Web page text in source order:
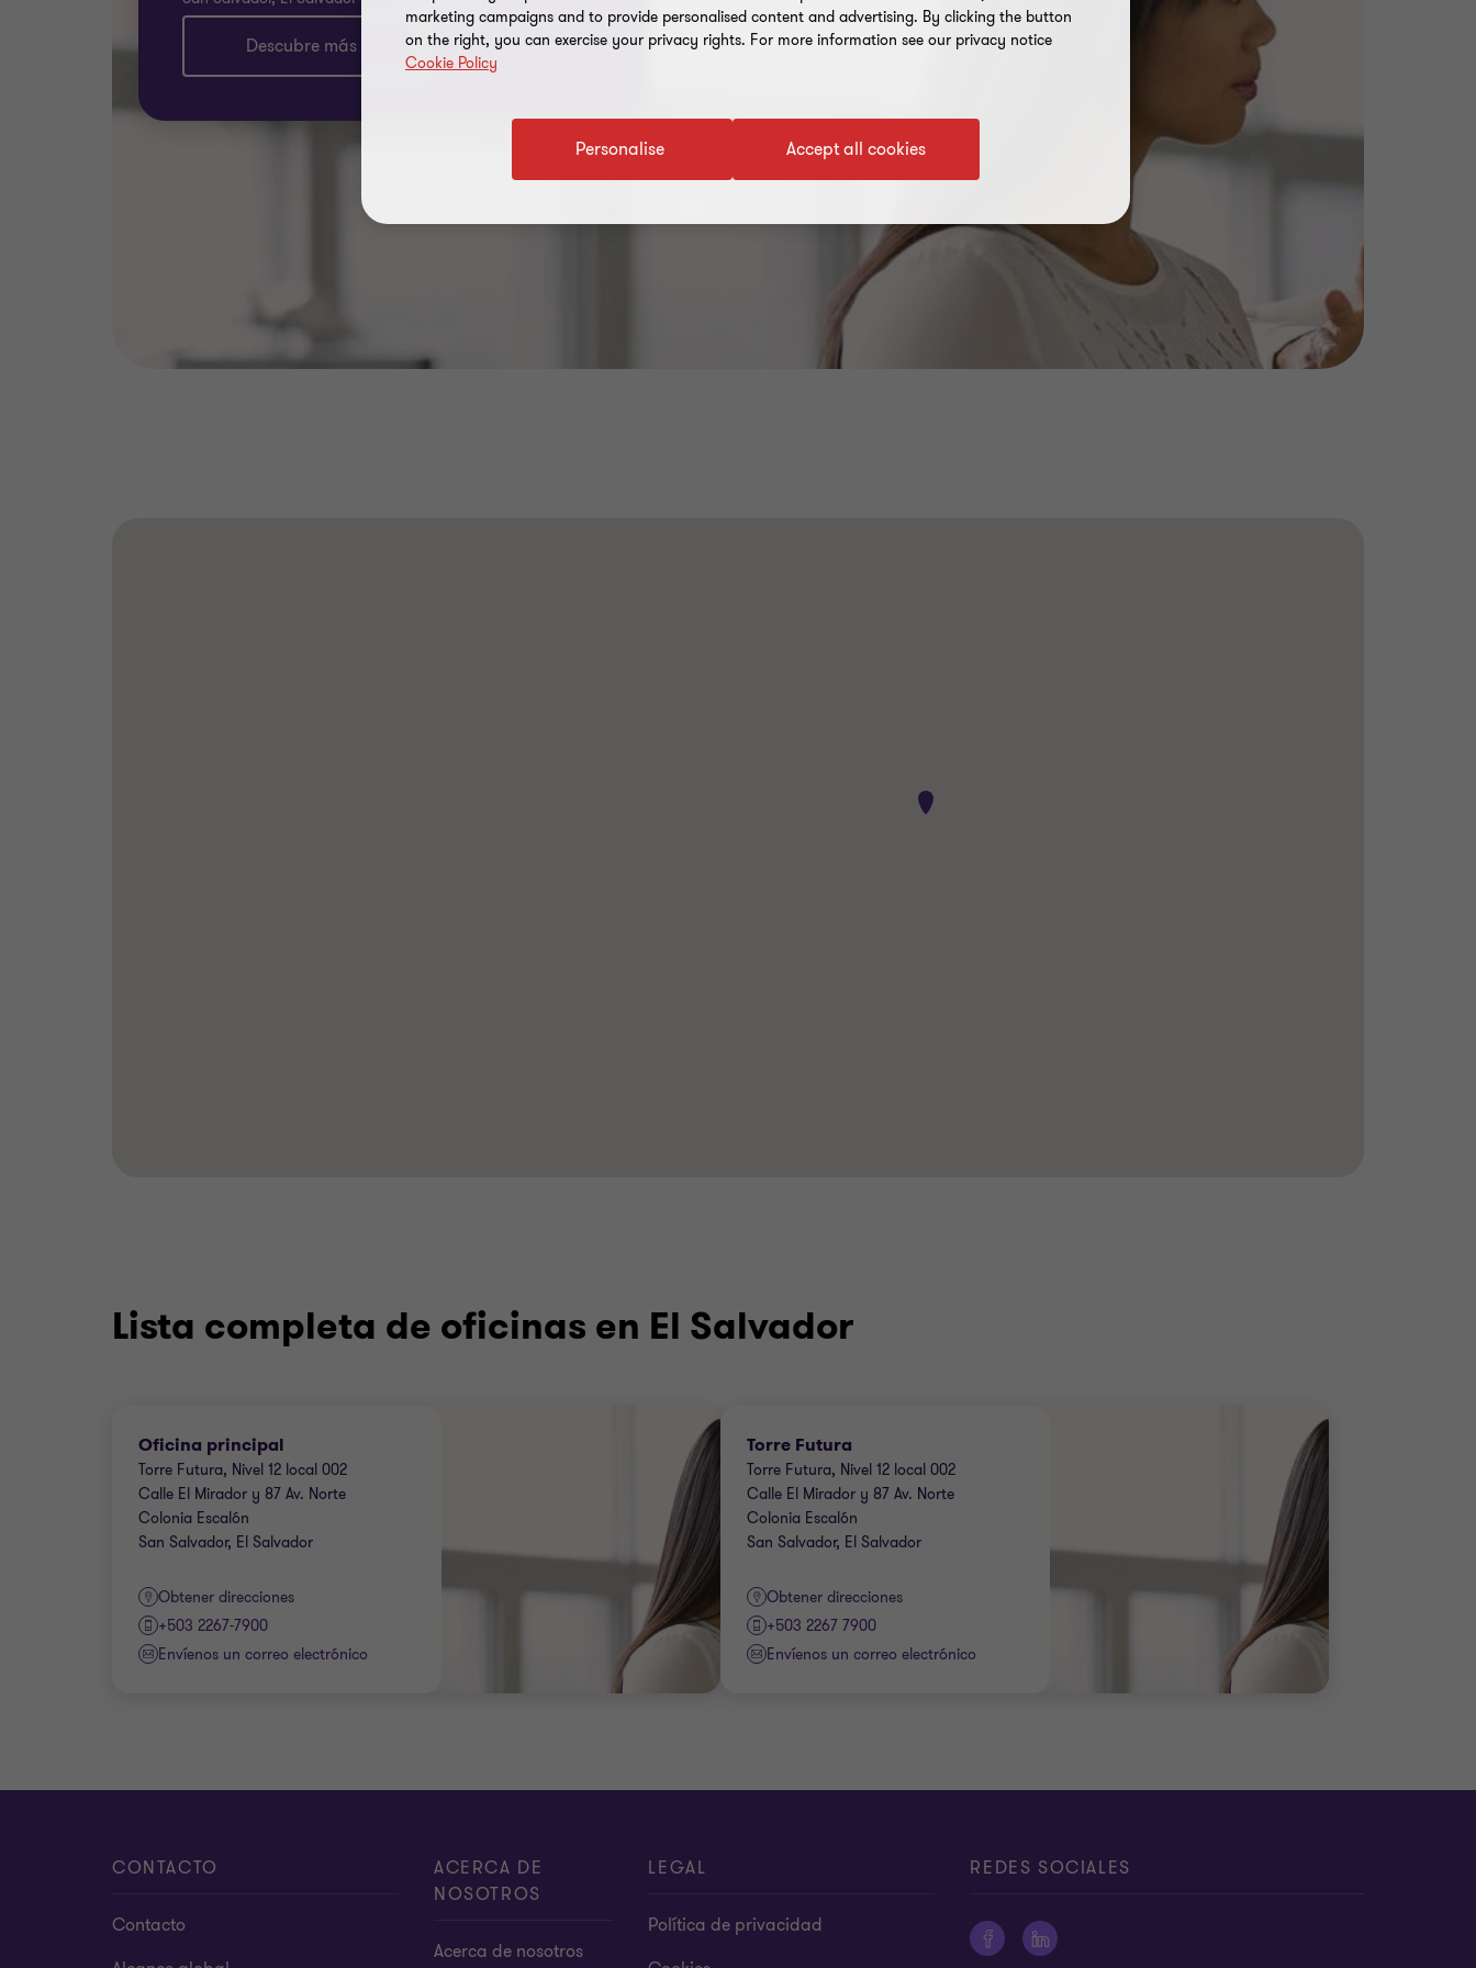
Descubre más
Lista completa de oficinas en El Salvador
Oficina principal
Torre Futura, Nivel 12 local 002
Calle El Mirador y 87 Av. Norte
Colonia Escalón
San Salvador, El Salvador
Obtener direcciones
+503 2267-7900
Envíenos un correo electrónico
Torre Futura
Torre Futura, Nivel 12 local 002
Calle El Mirador y 87 Av. Norte
Colonia Escalón
San Salvador, El Salvador
Obtener direcciones
+503 2267 7900
Envíenos un correo electrónico
CONTACTO
Contacto
ACERCA DE
NOSOTROS
Acerca de nosotros
LEGAL
Política de privacidad
REDES SOCIALES
marketing campaigns and to provide personalised content and advertising. By clicking the button
on the right, you can exercise your privacy rights. For more information see our privacy notice
Cookie Policy
Accept all cookies
Personalise